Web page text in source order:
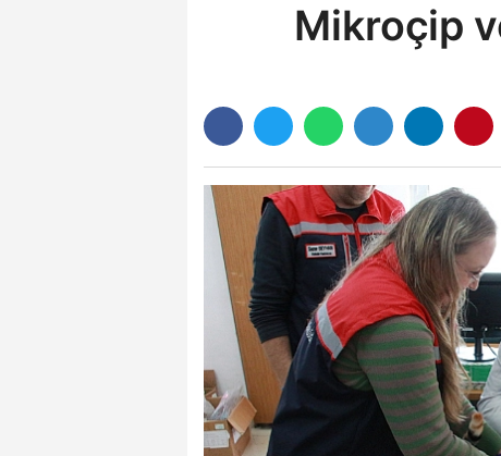
Mikroçip